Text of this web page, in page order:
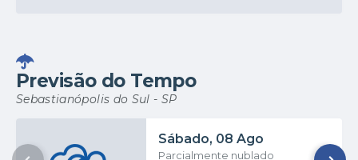
Sebastianópolis do Sul conclui três obras
Previsão do Tempo
Sebastianópolis do Sul - SP
Sábado 08 Ago
Parcialmente nublado